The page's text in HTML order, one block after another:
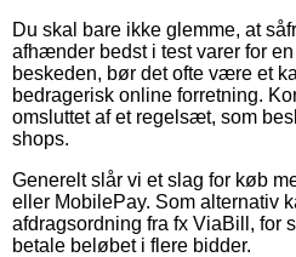
Du skal bare ikke glemme, at
afhænder bedst i test varer for
beskeden, bør det ofte være et
bedragerisk online forretning.
omsluttet af et regelsæt, som
shops.
Generelt slår vi et slag for køb
eller MobilePay. Som alternativ
afdragsordning fra fx ViaBill, for
betale beløbet i flere bidder.